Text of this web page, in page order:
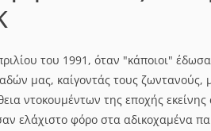
του 1991, όταν "κάποιοι"
μας, καίγοντάς τους ζωντανούς,
ντοκουμέντων της εποχής
ελάχιστο φόρο στα αδικοχαμένα